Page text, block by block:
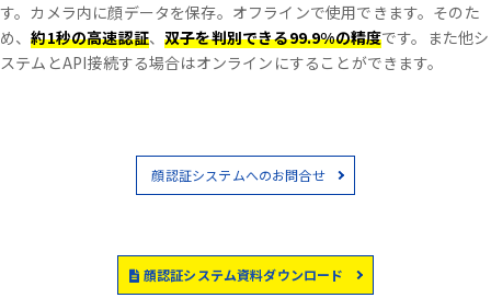
す。 カメラ内に顔データを保存。オフラインで使用できます。 そのた
め、約1秒の高速認証、双子を判別できる99.9%の精度です。 また他シ
ステムとAPI接続する場合はオンラインにすることができます。
顔認証システムへのお問合せ
顔認証システム資料ダウンロード